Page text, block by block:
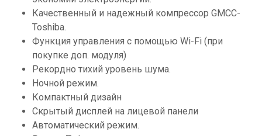
Качественный и надежный компрессор GMCC-
Toshiba.
Функция управления с помощью Wi-Fi (при
покупке доп. модуля)
Рекордно тихий уровень шума.
Ночной режим.
Компактный дизайн
Скрытый дисплей на лицевой панели
Автоматический режим.